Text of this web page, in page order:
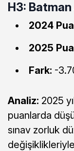
H3:
2024
2025
Fark: -
Analiz: 2025
puanlarda
sınav zorluk